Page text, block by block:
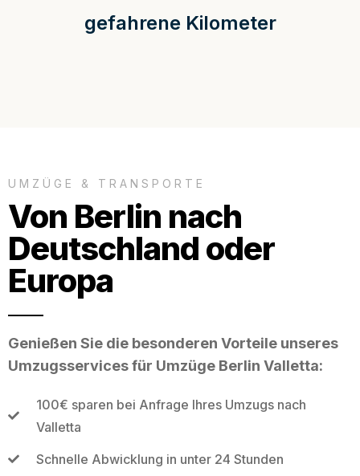
gefahrene Kilometer
UMZÜGE & TRANSPORTE
Von Berlin nach
Deutschland oder
Europa
Genießen Sie die besonderen Vorteile unseres
Umzugsservices für Umzüge Berlin Valletta:
100€ sparen bei Anfrage Ihres Umzugs nach
Valletta
Schnelle Abwicklung in unter 24 Stunden